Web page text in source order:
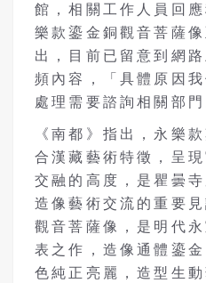
館，相關工作人員回
樂款鎏金銅觀音菩薩
出，目前已留意到網
頻內容，「具體原因
處理需要諮詢相關部門
《南都》指出，永樂
合漢藏藝術特徵，呈
交融的高度，是瞿曇
造像藝術交流的重要
觀音菩薩像，是明代
表之作，造像通體鎏
色純正亮麗，造型生